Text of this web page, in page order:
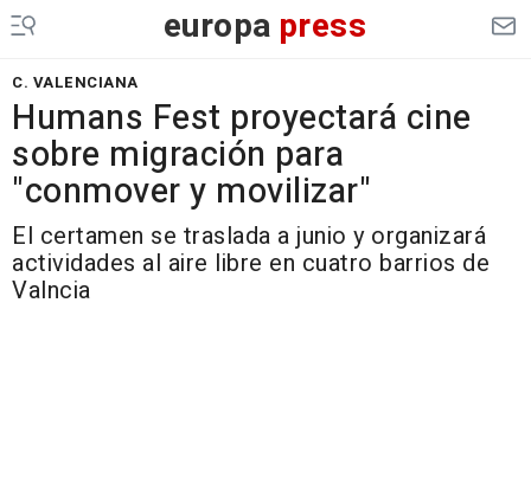
europa press
C. VALENCIANA
Humans Fest proyectará cine
sobre migración para
"conmover y movilizar"
El certamen se traslada a junio y organizará
actividades al aire libre en cuatro barrios de
Valncia